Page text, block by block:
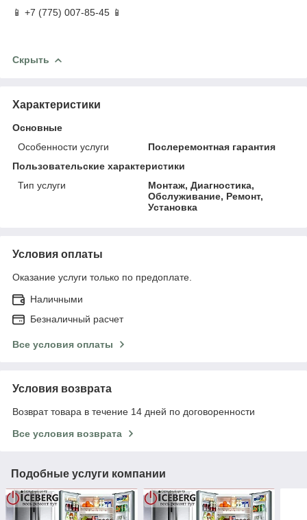
📱 +7 (775) 007-85-45 📱
Скрыть
Характеристики
Основные
Особенности услуги
Послеремонтная гарантия
Пользовательские характеристики
Тип услуги
Монтаж, Диагностика,
Обслуживание, Ремонт,
Установка
Условия оплаты
Оказание услуги только по предоплате.
Наличными
Безналичный расчет
Все условия оплаты
Условия возврата
Возврат товара в течение 14 дней по договоренности
Все условия возврата
Подобные услуги компании